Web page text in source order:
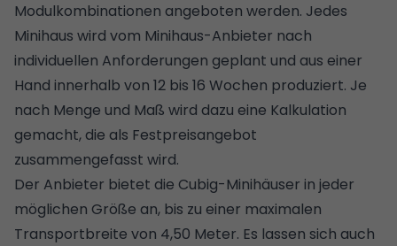
Modulkombinationen angeboten werden. Jedes
Minihaus wird vom Minihaus-Anbieter nach
individuellen Anforderungen geplant und aus einer
Hand innerhalb von 12 bis 16 Wochen produziert. Je
nach Menge und Maß wird dazu eine Kalkulation
gemacht, die als Festpreisangebot
zusammengefasst wird.
Der Anbieter bietet die Cubig-Minihäuser in jeder
möglichen Größe an, bis zu einer maximalen
Transportbreite von 4,50 Meter. Es lassen sich auch